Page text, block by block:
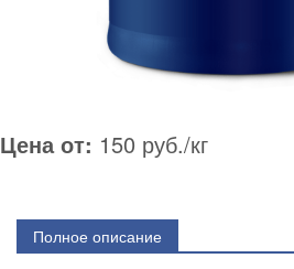
Цена от: 150 руб./кг
Полное описание